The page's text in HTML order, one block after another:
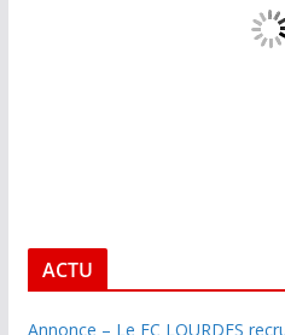
ACTU
Annonce – Le FC LOURDES